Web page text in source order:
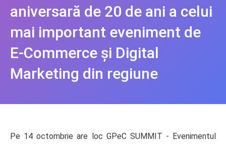
aniversară de 20 de ani a celui
mai important eveniment de
E-Commerce și Digital
Marketing din regiune
Pe 14 octombrie are loc GPeC SUMMIT - Evenimentul